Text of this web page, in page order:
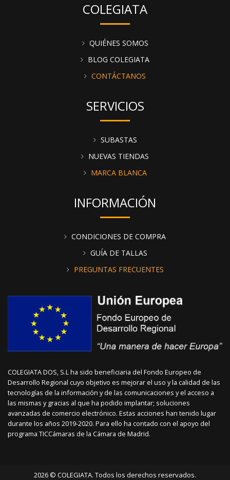
COLEGIATA
QUIÉNES SOMOS
BLOG COLEGIATA
CONTÁCTANOS
SERVICIOS
SUBASTAS
NUEVAS TIENDAS
MARCA BLANCA
INFORMACIÓN
CONDICIONES DE COMPRA
GUÍA DE TALLAS
PREGUNTAS FRECUENTES
COLEGIATA DOS, S.L ha sido beneficiaria del Fondo Europeo de
Desarrollo Regional cuyo objetivo es mejorar el uso y la calidad de las
tecnologías de la información y de las comunicaciones y el acceso a
las mismas y gracias al que ha podido implantar; soluciones
avanzadas de comercio electrónico. Estas acciones han tenido lugar
durante los años 2019-2020. Para ello ha contado con el apoyo del
programa TICCámaras de la Cámara de Madrid.
2026 © COLEGIATA. Todos los derechos reservados.